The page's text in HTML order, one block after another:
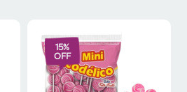
15%
OFF